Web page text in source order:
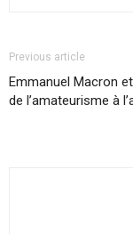
Previous article
Emmanuel Macron et
de l’amateurisme à